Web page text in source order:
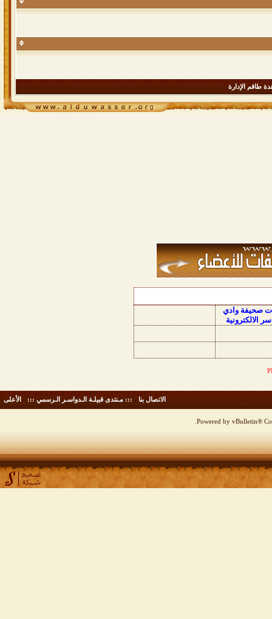
طاقم الإدارة
صحيفة وادي
الالكترونية
الاتصال بنا - ::: مـنتدى قبيلـة الـدواسـر الـرسمي ::: - الأعلى
Powered by vBulletin®